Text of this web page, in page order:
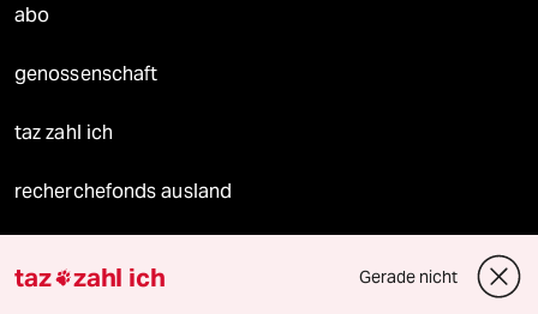
abo
genossenschaft
taz zahl ich
recherchefonds ausland
taz zahl ich Gerade nicht